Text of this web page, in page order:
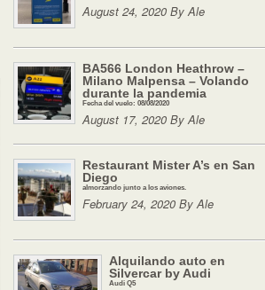
August 24, 2020 By Ale
BA566 London Heathrow –
Milano Malpensa – Volando
durante la pandemia
Fecha del vuelo: 08/08/2020
August 17, 2020 By Ale
Restaurant Mister A’s en San
Diego
almorzando junto a los aviones.
February 24, 2020 By Ale
Alquilando auto en
Silvercar by Audi
Audi Q5